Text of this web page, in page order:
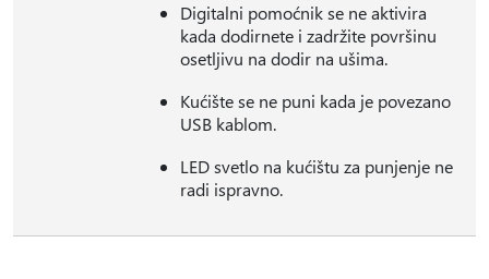
Digitalni pomoćnik se ne aktivira
kada dodirnete i zadržite površinu
osetljivu na dodir na ušima.
Kućište se ne puni kada je povezano
USB kablom.
LED svetlo na kućištu za punjenje ne
radi ispravno.